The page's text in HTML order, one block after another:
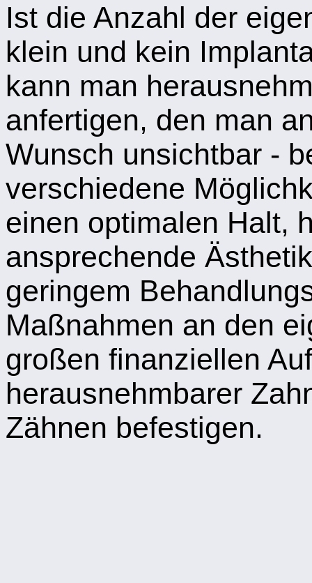
Ist die Anzahl der
klein und kein
kann man
anfertigen, den man
Wunsch unsichtbar -
verschiedene
einen optimalen Halt,
ansprechende
geringem
Maßnahmen an den
großen finanziellen
herausnehmbarer
Zähnen befestigen.